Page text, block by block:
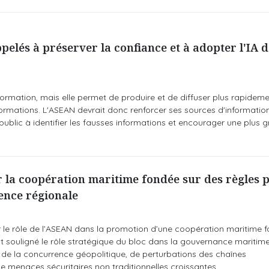
à préserver la confiance et à adopter l'IA
mais elle permet de produire et de diffuser plus
L'ASEAN devrait donc renforcer ses sources
à identifier les fausses informations et encourager une plus
la coopération maritime fondée sur des règles
régionale
rôle de l’ASEAN dans la promotion d’une coopération maritime
souligné le rôle stratégique du bloc dans la gouvernance
la concurrence géopolitique, de perturbations des chaînes
menaces sécuritaires non traditionnelles croissantes.